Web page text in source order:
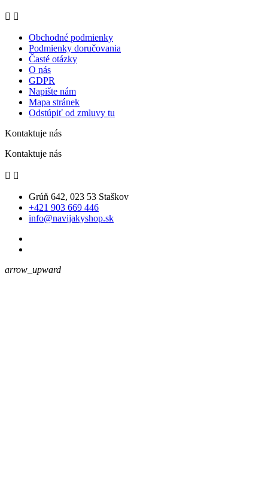
 
Obchodné podmienky
Podmienky doručovania
Časté otázky
O nás
GDPR
Napište nám
Mapa stránek
Odstúpiť od zmluvy tu
Kontaktuje nás
Kontaktuje nás
 
Grúň 642, 023 53 Staškov
+421 903 669 446
info@navijakyshop.sk
arrow_upward